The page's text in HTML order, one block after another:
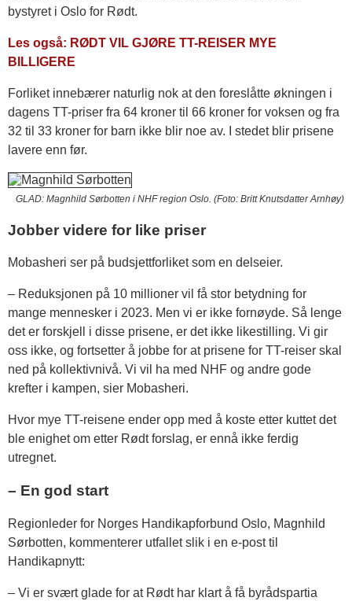
bystyret i Oslo for Rødt.
Les også: RØDT VIL GJØRE TT-REISER MYE
BILLIGERE
Forliket innebærer naturlig nok at den foreslåtte økningen i
dagens TT-priser fra 64 kroner til 66 kroner for voksen og fra
32 til 33 kroner for barn ikke blir noe av. I stedet blir prisene
lavere enn før.
GLAD: Magnhild Sørbotten i NHF region Oslo. (Foto: Britt Knutsdatter Arnhøy)
Jobber videre for like priser
Mobasheri ser på budsjettforliket som en delseier.
– Reduksjonen på 10 millioner vil få stor betydning for
mange mennesker i 2023. Men vi er ikke fornøyde. Så lenge
det er forskjell i disse prisene, er det ikke likestilling. Vi gir
oss ikke, og fortsetter å jobbe for at prisene for TT-reiser skal
ned på kollektivnivå. Vi vil ha med NHF og andre gode
krefter i kampen, sier Mobasheri.
Hvor mye TT-reisene ender opp med å koste etter kuttet det
ble enighet om etter Rødt forslag, er ennå ikke ferdig
utregnet.
– En god start
Regionleder for Norges Handikapforbund Oslo, Magnhild
Sørbotten, kommenterer utfallet slik i en e-post til
Handikapnytt:
– Vi er svært glade for at Rødt har klart å få byrådspartia